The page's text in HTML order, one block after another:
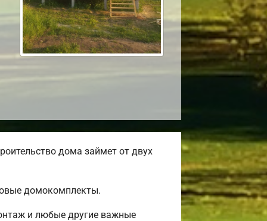
дома займет от двух
домокомплекты.
и любые другие важные